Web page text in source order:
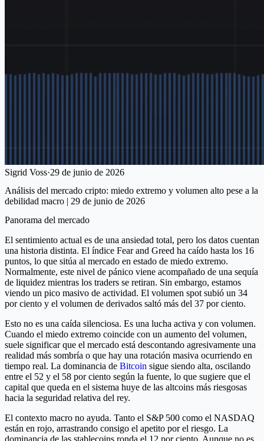
Sigrid Voss·29 de junio de 2026
Análisis del mercado cripto: miedo extremo y volumen alto pese a la
debilidad macro | 29 de junio de 2026
Panorama del mercado
El sentimiento actual es de una ansiedad total, pero los datos cuentan
una historia distinta. El índice Fear and Greed ha caído hasta los 16
puntos, lo que sitúa al mercado en estado de miedo extremo.
Normalmente, este nivel de pánico viene acompañado de una sequía
de liquidez mientras los traders se retiran. Sin embargo, estamos
viendo un pico masivo de actividad. El volumen spot subió un 34
por ciento y el volumen de derivados saltó más del 37 por ciento.
Esto no es una caída silenciosa. Es una lucha activa y con volumen.
Cuando el miedo extremo coincide con un aumento del volumen,
suele significar que el mercado está descontando agresivamente una
realidad más sombría o que hay una rotación masiva ocurriendo en
tiempo real. La dominancia de Bitcoin sigue siendo alta, oscilando
entre el 52 y el 58 por ciento según la fuente, lo que sugiere que el
capital que queda en el sistema huye de las altcoins más riesgosas
hacia la seguridad relativa del rey.
El contexto macro no ayuda. Tanto el S&P 500 como el NASDAQ
están en rojo, arrastrando consigo el apetito por el riesgo. La
dominancia de las stablecoins ronda el 12 por ciento. Aunque no es